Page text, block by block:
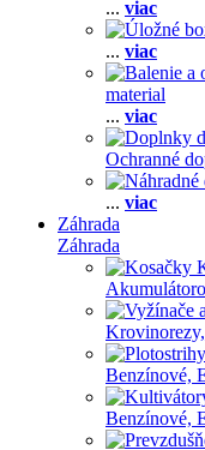
... viac
... viac
material
... viac
Ochranné
... viac
Záhrada
Záhrada
Krovinorezy,
Benzínové,
Benzínové,